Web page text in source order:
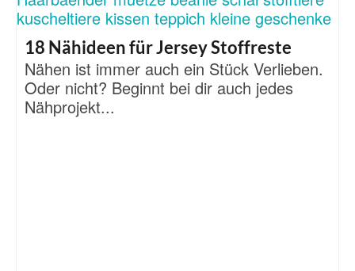
18 Nähideen für Jersey Stoffreste
Nähen ist immer auch ein Stück Verlieben.
Oder nicht? Beginnt bei dir auch jedes
Nähprojekt...